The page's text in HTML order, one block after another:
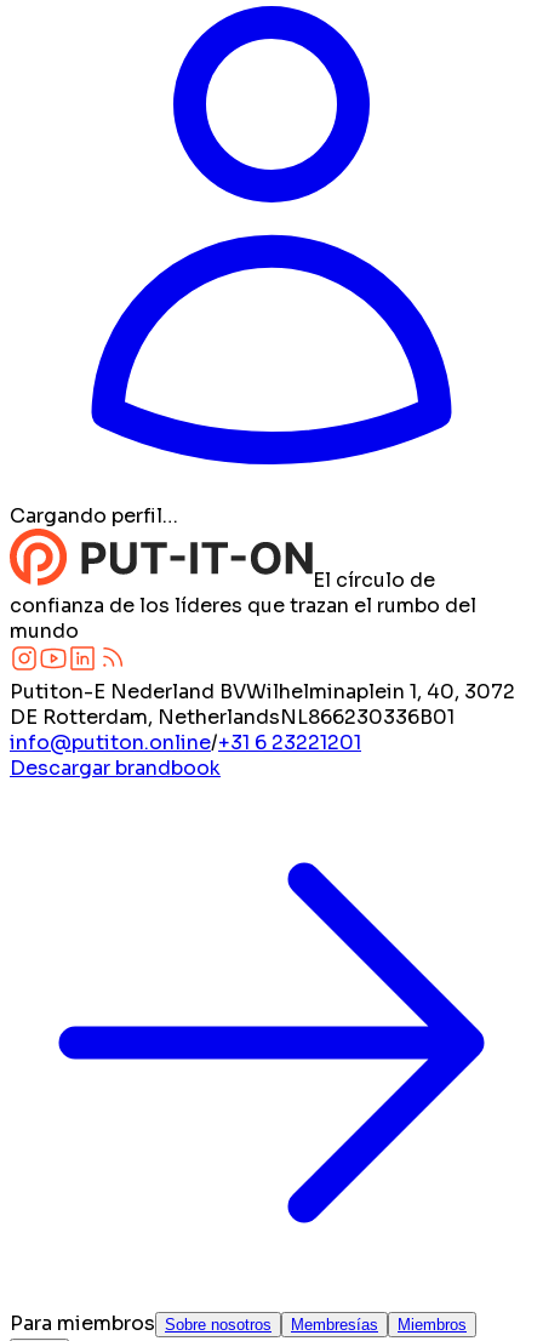
Cargando perfil…
El círculo de
confianza de los líderes que trazan el rumbo del
mundo
Putiton-E Nederland BVWilhelminaplein 1, 40, 3072
DE Rotterdam, NetherlandsNL866230336B01
info@putiton.online/+31 6 23221201
Descargar brandbook
Para miembros Sobre nosotros Membresías
Miembros